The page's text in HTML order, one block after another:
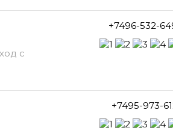
с
+7496-532-
+7495-973-